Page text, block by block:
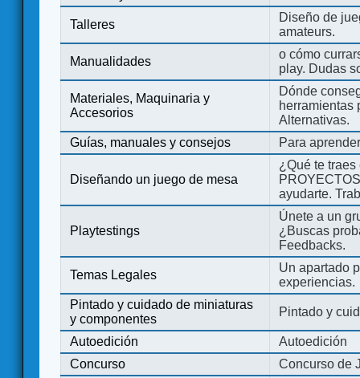
Talleres
Diseño de
amateurs.
Manualidades
o cómo
play. Dudas
Materiales, Maquinaria y
Accesorios
Dónde
herramientas
Alternativas.
Guías, manuales y consejos
Para
Diseñando un juego de mesa
¿Qué te
ayudarte.
Playtestings
Únete a un
¿Buscas
Feedbacks.
Temas Legales
Un apartado
experiencias.
Pintado y cuidado de miniaturas
y componentes
Pintado y
Autoedición
Autoedición
Concurso
Concurso de